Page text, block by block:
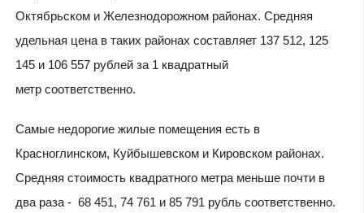
Октябрьском и Железнодорожном районах. Средняя
удельная цена в таких районах составляет 137 512, 125
145 и 106 557 рублей за 1 квадратный
метр соответственно.
Самые недорогие жилые помещения есть в
Красноглинском, Куйбышевском и Кировском районах.
Средняя стоимость квадратного метра меньше почти в
два раза - 68 451, 74 761 и 85 791 рубль соответственно.